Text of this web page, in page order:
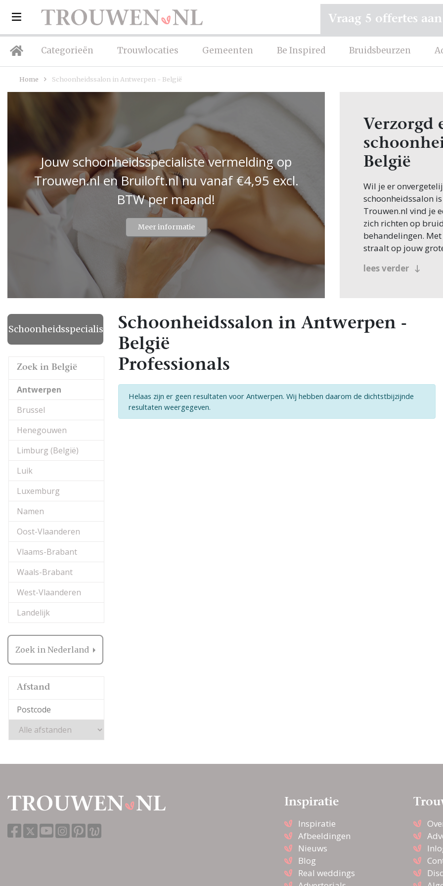
Categorieën Trouwlocaties Gemeenten Be Inspired Bruidsbeurzen
Vraag 5 offertes
Home Schoonheidssalon in Antwerpen - België
Jouw schoonheidsspecialiste vermelding op
Trouwen.nl en Bruiloft.nl nu vanaf €4,95 excl.
BTW per maand!
Meer informatie
Verzorgd
België
Wil je er
schoonheidssalon
Trouwen.nl vind je
zich richten op
behandelingen.
straalt op jouw
De voordelen
bruiloft. Denk aan:
door experts
langdurig
Voorbereiding
vooral tijdens
lees verder
Schoonheidsspecialiste
Zoek in België
Antwerpen
Brussel
Henegouwen
Limburg (België)
Luik
Luxemburg
Namen
Oost-Vlaanderen
Vlaams-Brabant
Waals-Brabant
West-Vlaanderen
Landelijk
Zoek in Nederland
Afstand
Schoonheidssalon in Antwerpen -
België
Professionals
Helaas zijn er geen resultaten voor Antwerpen. Wij hebben daarom de dichtstbijzijnde
resultaten weergegeven.
Inspiratie
Inspiratie
Afbeeldingen
Nieuws
Blog
Real weddings